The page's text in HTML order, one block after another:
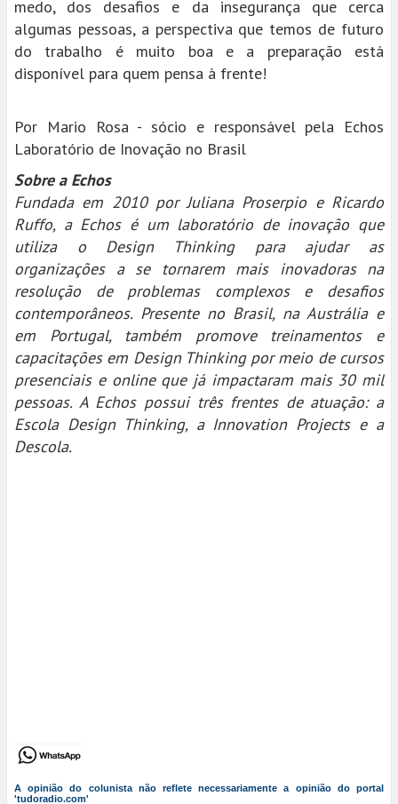
medo, dos desafios e da insegurança que cerca
algumas pessoas, a perspectiva que temos de futuro
do trabalho é muito boa e a preparação está
disponível para quem pensa à frente!
Por Mario Rosa - sócio e responsável pela Echos
Laboratório de Inovação no Brasil
Sobre a Echos
Fundada em 2010 por Juliana Proserpio e Ricardo
Ruffo, a Echos é um laboratório de inovação que
utiliza o Design Thinking para ajudar as
organizações a se tornarem mais inovadoras na
resolução de problemas complexos e desafios
contemporâneos. Presente no Brasil, na Austrália e
em Portugal, também promove treinamentos e
capacitações em Design Thinking por meio de cursos
presenciais e online que já impactaram mais 30 mil
pessoas. A Echos possui três frentes de atuação: a
Escola Design Thinking, a Innovation Projects e a
Descola.
A opinião do colunista não reflete necessariamente a opinião do portal
'tudoradio.com'